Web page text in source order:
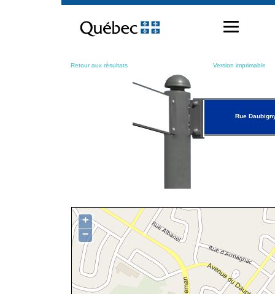
contenu
Retour aux résultats Version imprimable
Rue
+
−